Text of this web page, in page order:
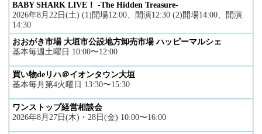
BABY SHARK LIVE！ -The Hidden Treasure-
2026年8月22日(土) (1)開場12:00、開演12:30 (2)開場14:00、開演
14:30
おおがき市場 大垣市公設地方卸売市場 ハッピーマルシェ
基本毎週土曜日 10:00〜12:00
買い物deリハ＠イオンタウン大垣
基本毎月第4火曜日 13:30〜15:30
ワンストップ経営相談会
2026年8月27日(木)・28日(金) 10:00〜16:00